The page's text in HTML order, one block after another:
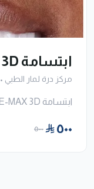
ابتسامة E-MAX 3D (للسن الواحد )
مركز درة لمار الطبي •
ابتسامة E-MAX 3D (للسن الواحد )
٥٠٠ ٥٠٠